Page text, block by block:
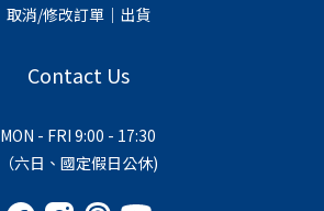
取消/修改訂單｜出貨
Contact Us
MON - FRI 9:00 - 17:30
（六日、國定假日公休)